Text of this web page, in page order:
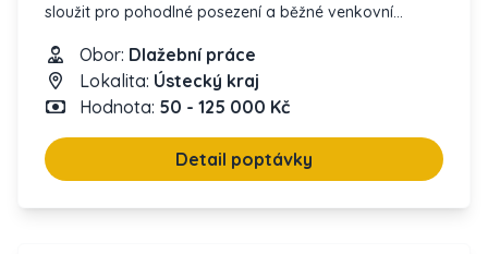
sloužit pro pohodlné posezení a běžné venkovní
Odpovězte prosím co nejdříve.
Obor: Dlažební práce
Lokalita: Ústecký kraj
Hodnota: 50 - 125 000 Kč
Detail poptávky